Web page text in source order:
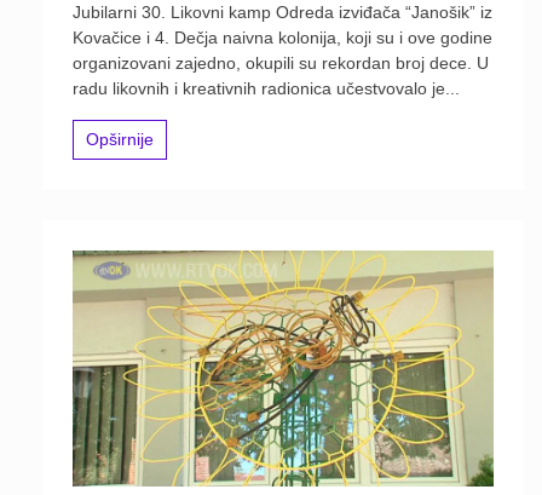
Jubilarni 30. Likovni kamp Odreda izviđača “Janošik” iz
Kovačice i 4. Dečja naivna kolonija, koji su i ove godine
organizovani zajedno, okupili su rekordan broj dece. U
radu likovnih i kreativnih radionica učestvovalo je...
Opširnije